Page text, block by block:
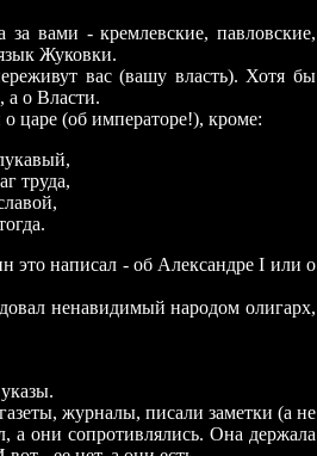
за вами -кремлевские, павловские,
Жуковки.
вас (вашу власть). Хотя бы
а о Власти.
царе (об императоре!), кроме:
труда,
это написал -об Александре I или о
ненавидимый народом олигарх,
журналы, писали заметки (а не
а они сопротивлялись. Она держала